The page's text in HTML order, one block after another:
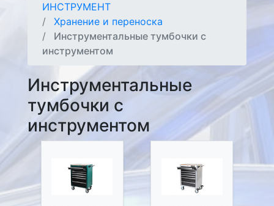
ИНСТРУМЕНТ
Хранение и переноска
Инструментальные тумбочки с
инструментом
Инструментальные
тумбочки с
инструментом